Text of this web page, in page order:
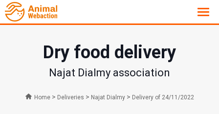
Dry food delivery
Najat Dialmy association
Home > Deliveries > Najat Dialmy > Delivery of 24/11/2022